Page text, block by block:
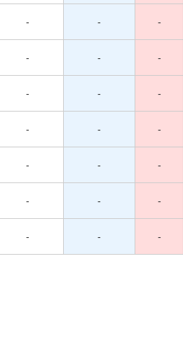
- - -
- - -
- - -
- - -
- - -
- - -
- - -